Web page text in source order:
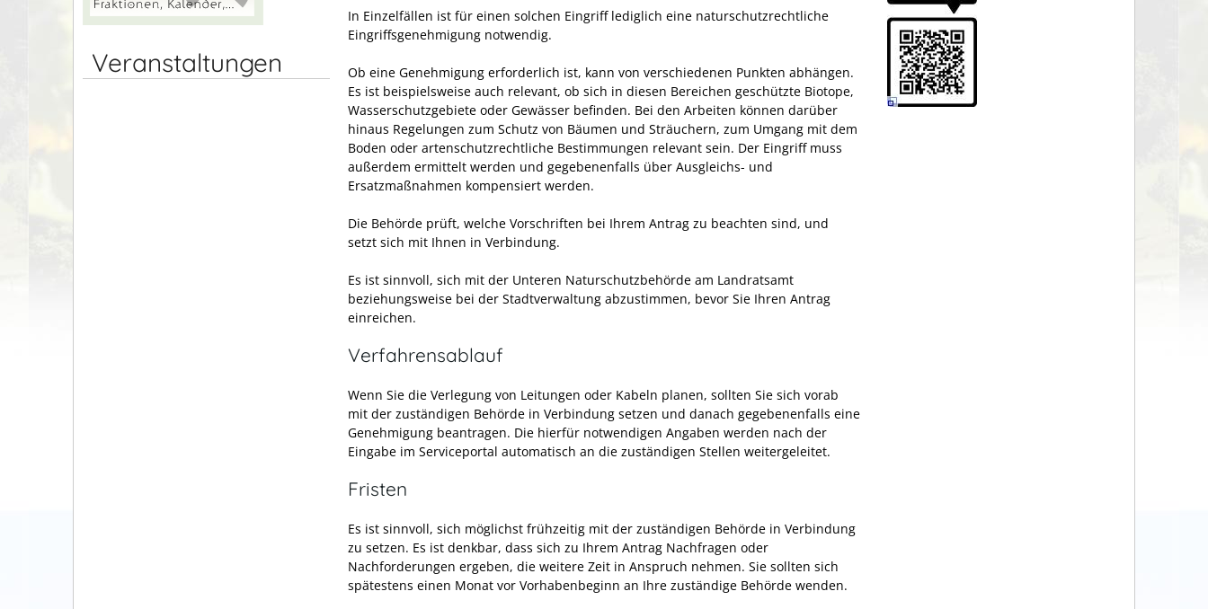
Veranstaltungen
In Einzelfällen ist für einen solchen Eingriff lediglich eine naturschutzrechtliche
Eingriffsgenehmigung notwendig.
Ob eine Genehmigung erforderlich ist, kann von verschiedenen Punkten abhängen.
Es ist beispielsweise auch relevant, ob sich in diesen Bereichen geschützte Biotope,
Wasserschutzgebiete oder Gewässer befinden. Bei den Arbeiten können darüber
hinaus Regelungen zum Schutz von Bäumen und Sträuchern, zum Umgang mit dem
Boden oder artenschutzrechtliche Bestimmungen relevant sein. Der Eingriff muss
außerdem ermittelt werden und gegebenenfalls über Ausgleichs- und
Ersatzmaßnahmen kompensiert werden.
Die Behörde prüft, welche Vorschriften bei Ihrem Antrag zu beachten sind, und
setzt sich mit Ihnen in Verbindung.
Es ist sinnvoll, sich mit der Unteren Naturschutzbehörde am Landratsamt
beziehungsweise bei der Stadtverwaltung abzustimmen, bevor Sie Ihren Antrag
einreichen.
Verfahrensablauf
Wenn Sie die Verlegung von Leitungen oder Kabeln planen, sollten Sie sich vorab
mit der zuständigen Behörde in Verbindung setzen und danach gegebenenfalls eine
Genehmigung beantragen. Die hierfür notwendigen Angaben werden nach der
Eingabe im Serviceportal automatisch an die zuständigen Stellen weitergeleitet.
Fristen
Es ist sinnvoll, sich möglichst frühzeitig mit der zuständigen Behörde in Verbindung
zu setzen. Es ist denkbar, dass sich zu Ihrem Antrag Nachfragen oder
Nachforderungen ergeben, die weitere Zeit in Anspruch nehmen. Sie sollten sich
spätestens einen Monat vor Vorhabenbeginn an Ihre zuständige Behörde wenden.